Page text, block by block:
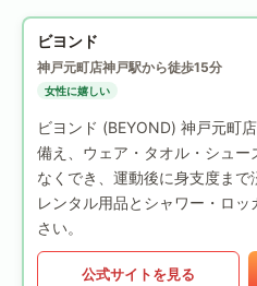
ビヨンド
神戸元町店神戸駅から徒歩15分
女性に嬉しい
ビヨンド (BEYOND) 神戸元町
備え、ウェア・タオル・シュ
なくでき、運動後に身支度まで
レンタル用品とシャワー・ロ
さい。
公式サイトを見る